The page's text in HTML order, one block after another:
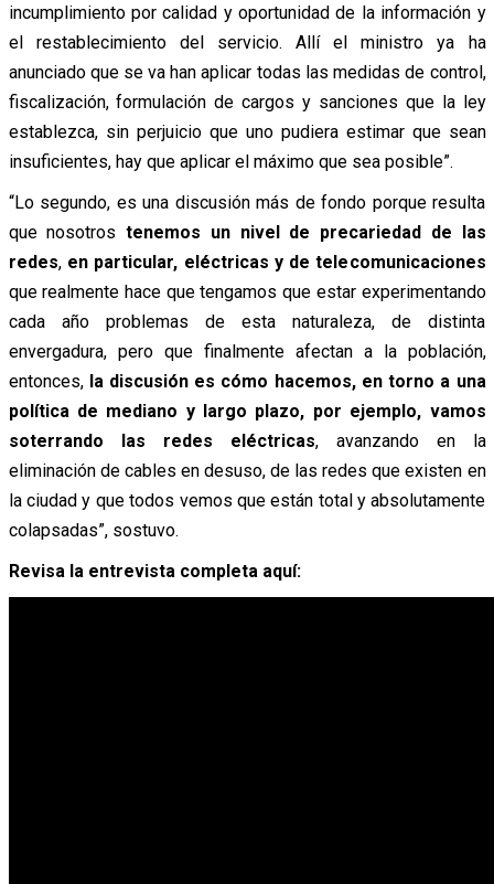
incumplimiento por calidad y oportunidad de la información y
el restablecimiento del servicio. Allí el ministro ya ha
anunciado que se va han aplicar todas las medidas de control,
fiscalización, formulación de cargos y sanciones que la ley
establezca, sin perjuicio que uno pudiera estimar que sean
insuficientes, hay que aplicar el máximo que sea posible”.
“Lo segundo, es una discusión más de fondo porque resulta
que nosotros tenemos un nivel de precariedad de las
redes,en particular, eléctricas y de telecomunicaciones
que realmente hace que tengamos que estar experimentando
cada año problemas de esta naturaleza, de distinta
envergadura, pero que finalmente afectan a la población,
entonces, la discusión es cómo hacemos, en torno a una
política de mediano y largo plazo, por ejemplo, vamos
soterrando las redes eléctricas, avanzando en la
eliminación de cables en desuso, de las redes que existen en
la ciudad y que todos vemos que están total y absolutamente
colapsadas”, sostuvo.
Revisa la entrevista completa aquí: